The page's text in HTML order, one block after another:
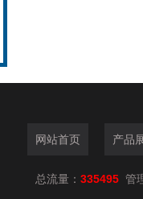
网站首页 产品
总流量： 335495 管